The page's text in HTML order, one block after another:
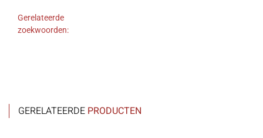
Gerelateerde
zoekwoorden:
GERELATEERDE PRODUCTEN